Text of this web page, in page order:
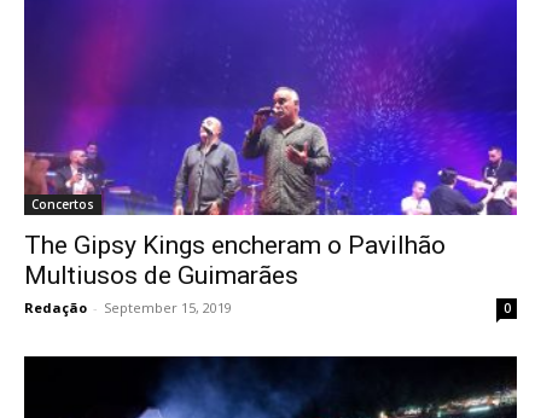
Concertos
The Gipsy Kings encheram o Pavilhão
Multiusos de Guimarães
Redação - September 15, 2019 0